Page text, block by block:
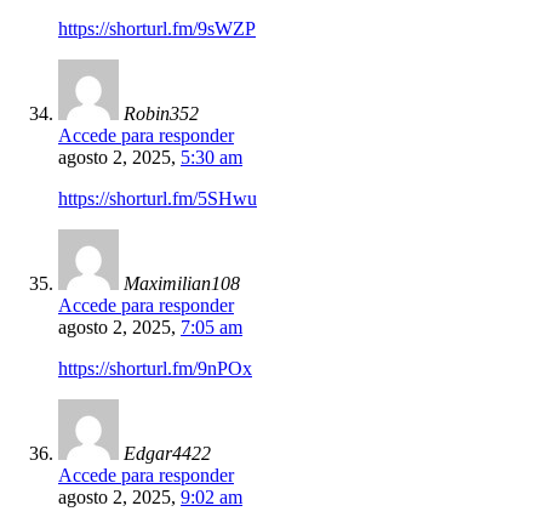
https://shorturl.fm/9sWZP
Robin352
Accede para responder
agosto 2, 2025, 5:30 am
https://shorturl.fm/5SHwu
Maximilian108
Accede para responder
agosto 2, 2025, 7:05 am
https://shorturl.fm/9nPOx
Edgar4422
Accede para responder
agosto 2, 2025, 9:02 am